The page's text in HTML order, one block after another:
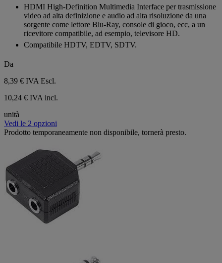
HDMI High-Definition Multimedia Interface per trasmissione
video ad alta definizione e audio ad alta risoluzione da una
sorgente come lettore Blu-Ray, console di gioco, ecc, a un
ricevitore compatibile, ad esempio, televisore HD.
Compatibile HDTV, EDTV, SDTV.
Da
8,39 € IVA Escl.
10,24 € IVA incl.
unità
Vedi le 2 opzioni
Prodotto temporaneamente non disponibile, tornerà presto.